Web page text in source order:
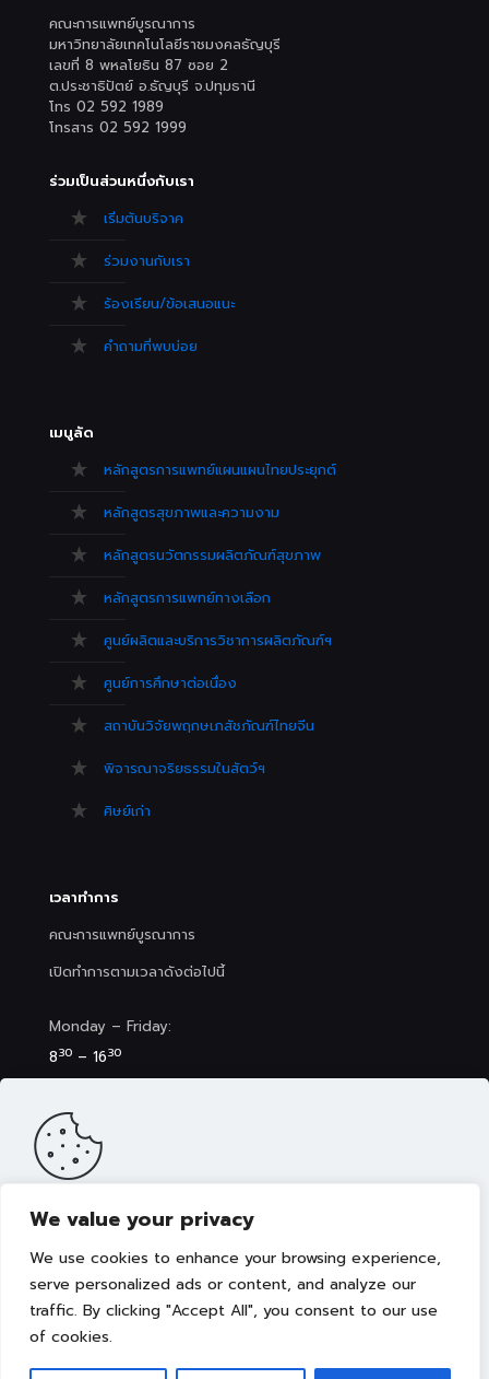
We value your privacy
We use cookies to enhance your browsing experience,
serve personalized ads or content, and analyze our
traffic. By clicking "Accept All", you consent to our use
of cookies.
คณะการแพทย์บูรณาการ
มหาวิทยาลัยเทคโนโลยีราชมงคลธัญบุรี
เลขที่ 8 พหลโยธิน 87 ซอย 2
ต.ประชาธิปัตย์ อ.ธัญบุรี จ.ปทุมธานี
โทร 02 592 1989
โทรสาร 02 592 1999
ร่วมเป็นส่วนหนึ่งกับเรา
เริ่มต้นบริจาค
ร่วมงานกับเรา
ร้องเรียน/ข้อเสนอแนะ
คำถามที่พบบ่อย
เมนูลัด
หลักสูตรการแพทย์แผนแผนไทยประยุกต์
หลักสูตรสุขภาพและความงาม
หลักสูตรนวัตกรรมผลิตภัณฑ์สุขภาพ
หลักสูตรการแพทย์ทางเลือก
ศูนย์ผลิตและบริการวิชาการผลิตภัณฑ์ฯ
ศูนย์การศึกษาต่อเนื่อง
สถาบันวิจัยพฤกษเภสัชภัณฑ์ไทยจีน
พิจารณาจริยธรรมในสัตว์ฯ
ศิษย์เก่า
เวลาทำการ
คณะการแพทย์บูรณาการ
เปิดทำการตามเวลาดังต่อไปนี้
Monday – Friday:
830 – 1630
8 30– 17
Copyright © 2022 คณะการแพทย์บูรณาการ มหาวิทยาลัย
เว็บไซต์นี้มีการจัดเก็บคุกกี้เพื่อมอบประสบการณ์การใช้งานเว็บไซต์ของ
ขาย เลือกเนื้อหาที่เหมาะสมให้กับคุณอย่างเป็นส่วนตัว ท่านสามารถศึกษา
นโยบายการใช้คุกกี้ (Cookies Policy)ได้ที่ลิงค์นี้ การใช้งานเว็บไซต์นี้
เป็นการยอมรับข้อกำหนดและยินยอมให้เราจัดเก็บคุ้กกี้ตามนโยบายที่แจ้ง
ในเบื้องต้น